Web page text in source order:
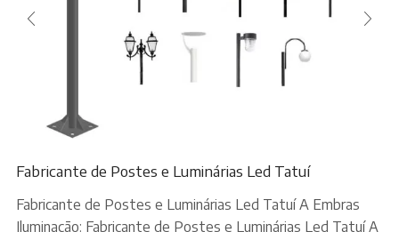
Fabricante de Postes e Luminárias Led Tatuí
Fabricante de Postes e Luminárias Led Tatuí A Embras
Iluminação: Fabricante de Postes e Luminárias Led Tatuí A